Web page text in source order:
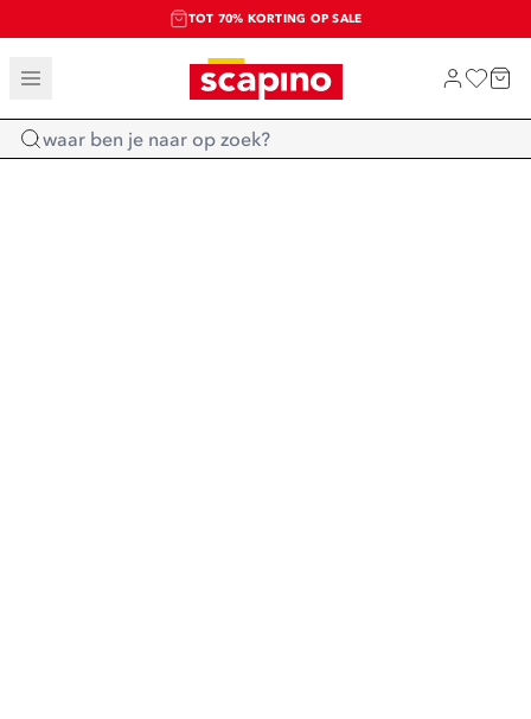
TOT 70% KORTING OP SALE
SALE: LAATSTE KANS!
SHOP NIEUW
Home